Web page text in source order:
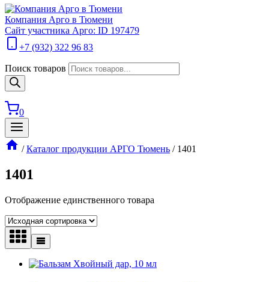
Компания Арго в Тюмени
Сайт участника Арго: ID 197479
+7 (932) 322 96 83
Поиск товаров
0
/ Каталог продукции АРГО Тюмень / 1401
1401
Отображение единственного товара